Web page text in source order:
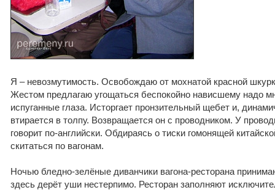
Я – невозмутимость. Освобождаю от мохнатой красной
Жестом предлагаю угощаться беспокойно нависшему надо
испуганные глаза. Исторгает пронзительный щебет и,
втирается в толпу. Возвращается он с проводником. У
говорит по-английски. Обдираясь о тиски гомонящей
скитаться по вагонам.
Ночью бледно-зелёные диванчики вагона-ресторана
здесь дерёт уши нестерпимо. Ресторан заполняют